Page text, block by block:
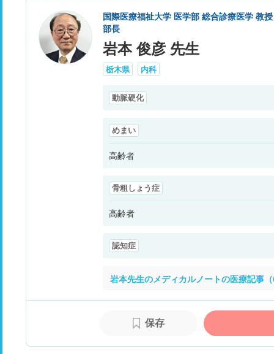
国際医療福祉大学 医学部 総合診療医学 教
部長
岩本 俊彦 先生
栃木県 内科
動脈硬化
めまい
高齢者
骨粗しょう症
高齢者
認知症
岩本先生のメディカルノートの医療記事
保存